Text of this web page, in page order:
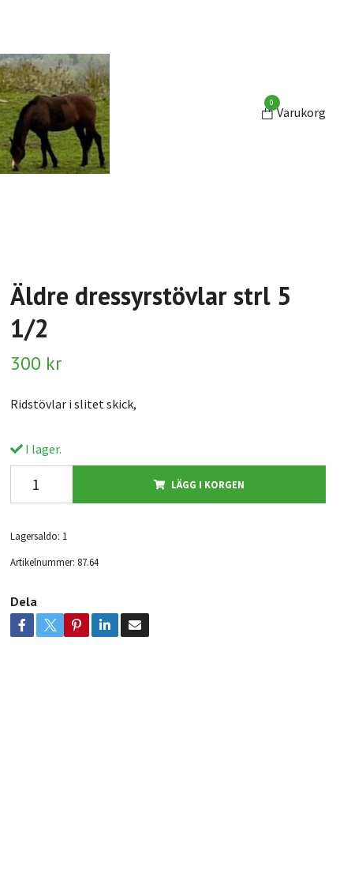
0
Varukorg
Äldre dressyrstövlar strl 5
1/2
300 kr
Ridstövlar i slitet skick,
I lager.
LÄGG I KORGEN
Lagersaldo: 1
Artikelnummer: 87.64
Dela